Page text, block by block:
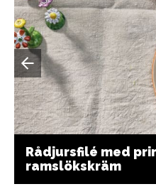
Rådjursfilé med
ramslökskräm